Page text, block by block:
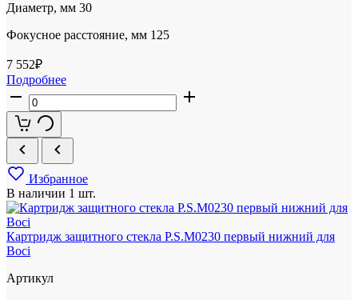
Диаметр, мм 30
Фокусное расстояние, мм 125
7 552₽
Подробнее
Избранное
В наличии 1 шт.
Картридж защитного стекла P.S.M0230 первый нижний для
Boci
Артикул